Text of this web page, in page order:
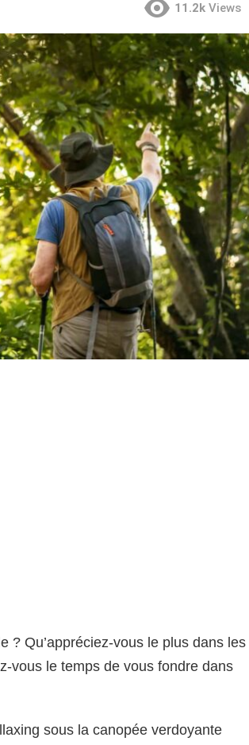
11.2k Views
? Qu’appréciez-vous le plus dans les
vous le temps de vous fondre dans
sous la canopée verdoyante